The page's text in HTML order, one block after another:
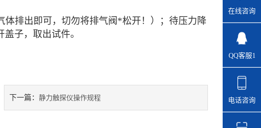
排出即可，切勿将排气阀*松开！）；待压力降
子，取出试件。
下一篇：静力触探仪操作规程
在线咨询
QQ客服1
电话咨询